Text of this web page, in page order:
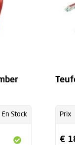
En Stock Prix
€